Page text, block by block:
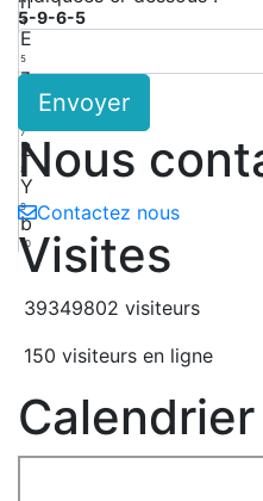
4
E
5
z
7
2
8
Y
9
b
10
5-9-6-5
Envoyer
Nous
Contactez nous
Visites
39349802 visiteurs
150 visiteurs en ligne
Calendrier